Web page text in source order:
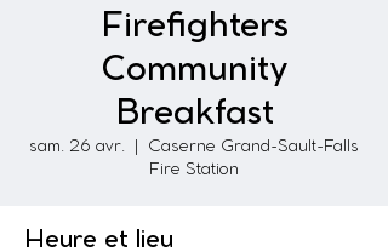
Firefighters
Community
Breakfast
sam. 26 avr.
Caserne Grand-Sault-Falls
Fire Station
Heure et lieu